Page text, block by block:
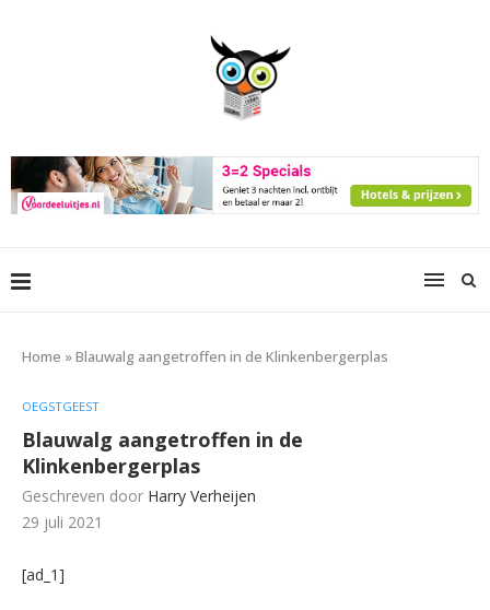
Home »Blauwalg aangetroffen in de Klinkenbergerplas
OEGSTGEEST
Blauwalg aangetroffen in de
Klinkenbergerplas
Geschreven door Harry Verheijen
29 juli 2021
[ad_1]